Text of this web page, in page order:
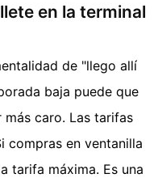
en la terminal
de "llego allí
baja puede que
caro. Las tarifas
compras en ventanilla
tarifa máxima. Es una